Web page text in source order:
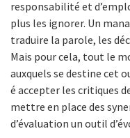
responsabilité et
plus les ignorer. Un
traduire la parole, les
Mais pour cela, tout le
auxquels se destine cet
é accepter les critiques
mettre en place des
d’évaluation un outil